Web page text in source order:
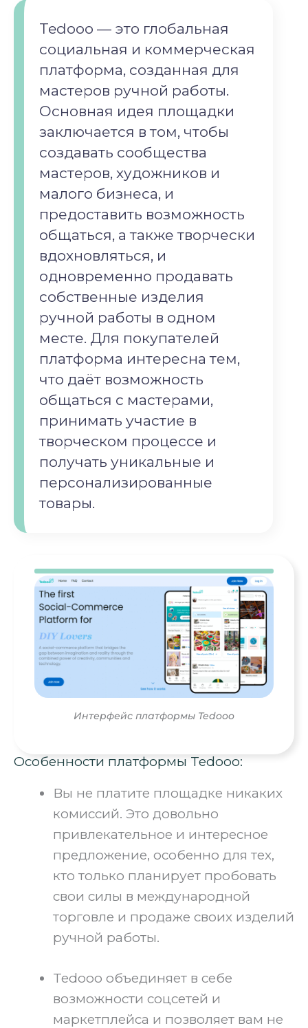
Tedooo — это глобальная
социальная и коммерческая
платформа, созданная для
мастеров ручной работы.
Основная идея площадки
заключается в том, чтобы
создавать сообщества
мастеров, художников и
малого бизнеса, и
предоставить возможность
общаться, а также творчески
вдохновляться, и
одновременно продавать
собственные изделия
ручной работы в одном
месте. Для покупателей
платформа интересна тем,
что даёт возможность
общаться с мастерами,
принимать участие в
творческом процессе и
получать уникальные и
персонализированные
товары.
Интерфейс платформы Tedooo
Особенности платформы Tedooo:
Вы не платите площадке никаких
комиссий. Это довольно
привлекательное и интересное
предложение, особенно для тех,
кто только планирует пробовать
свои силы в международной
торговле и продаже своих изделий
ручной работы.
Tedooo объединяет в себе
возможности соцсетей и
маркетплейса и позволяет вам не